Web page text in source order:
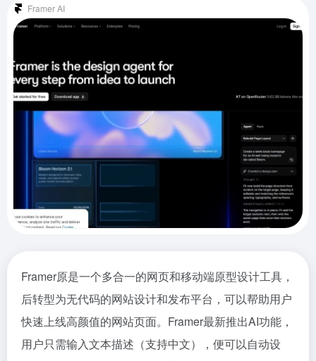
Framer AI
Framer原是一个多合一的网页和移动端原型设计工具，
后转型为无代码的网站设计和发布平台，可以帮助用户
快速上线高颜值的网站页面。Framer最新推出AI功能，
用户只需输入文本描述（支持中文），便可以自动设